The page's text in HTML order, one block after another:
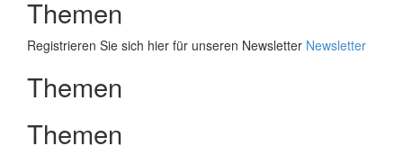
Themen
Registrieren Sie sich hier für unseren Newsletter Newsletter
Themen
Themen